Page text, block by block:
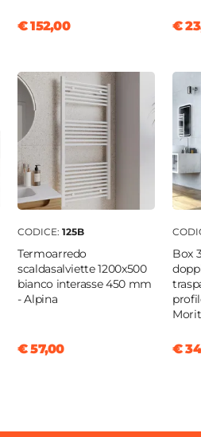
€ 152,00 €
CODICE: 125B
Termoarredo
scaldasalviette 1200x500
bianco interasse 450 mm
- Alpina
€ 57,00
Box
€